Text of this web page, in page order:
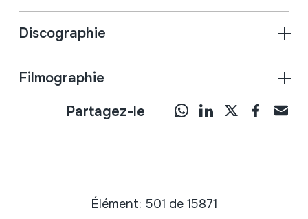
Discographie
Filmographie
Partagez-le
Élément: 501 de 15871